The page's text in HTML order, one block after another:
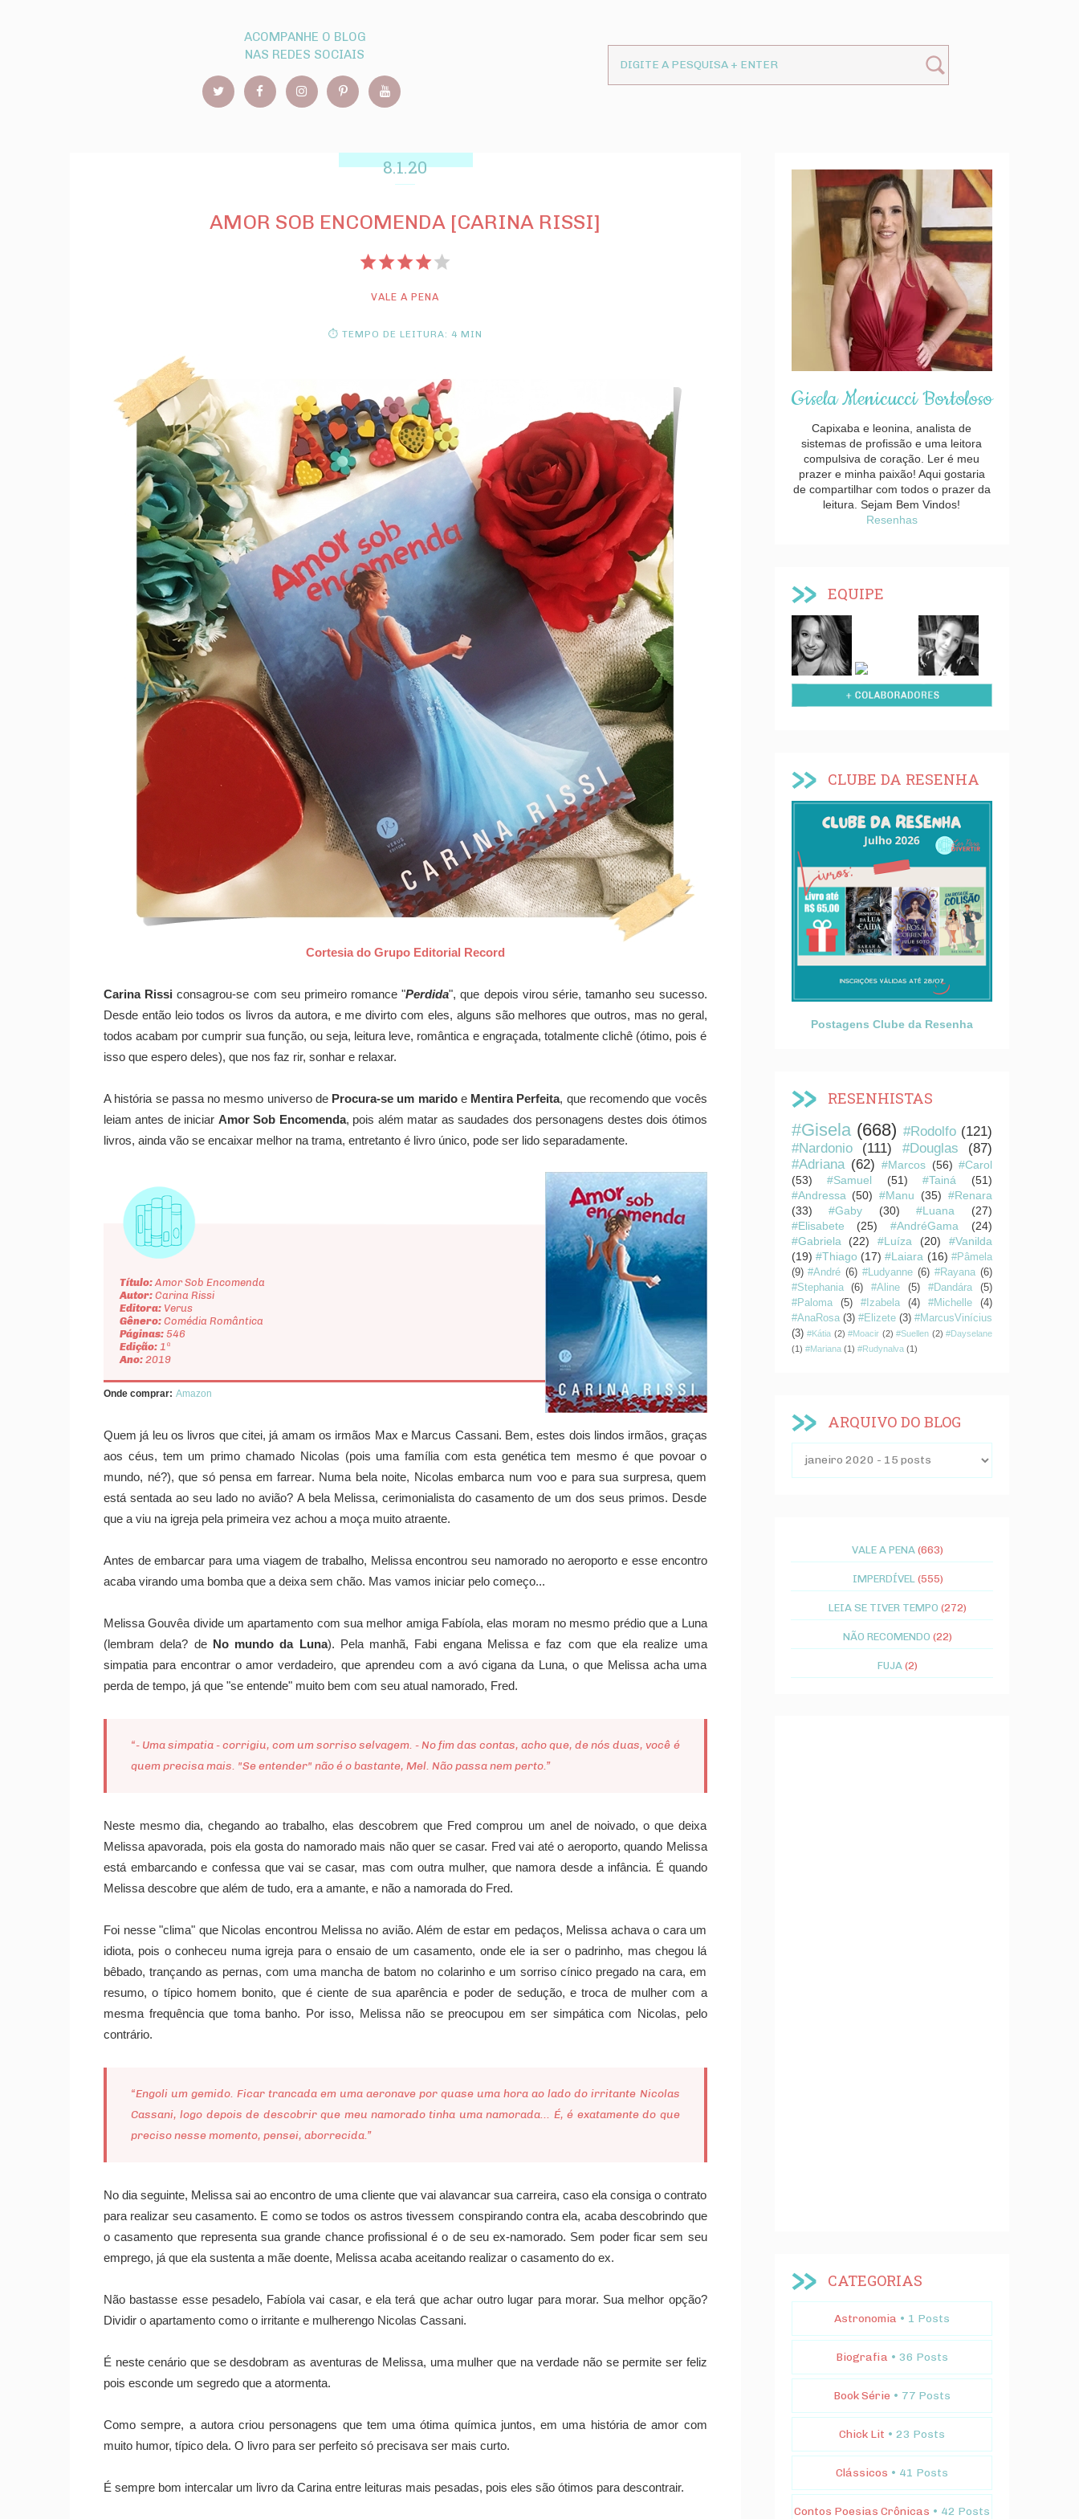
ACOMPANHE O BLOG
NAS REDES SOCIAIS
8.1.20
AMOR SOB ENCOMENDA [CARINA RISSI]
VALE A PENA
⏱ TEMPO DE LEITURA: 4 MIN
Cortesia do Grupo Editorial Record
Carina Rissi consagrou-se com seu primeiro romance "Perdida", que depois virou série, tamanho seu sucesso.
Desde então leio todos os livros da autora, e me divirto com eles, alguns são melhores que outros, mas no geral,
todos acabam por cumprir sua função, ou seja, leitura leve, romântica e engraçada, totalmente clichê (ótimo, pois é
isso que espero deles), que nos faz rir, sonhar e relaxar.
A história se passa no mesmo universo de Procura-se um maridoe Mentira Perfeita, que recomendo que vocês
leiam antes de iniciar Amor Sob Encomenda, pois além matar as saudades dos personagens destes dois ótimos
livros, ainda vão se encaixar melhor na trama, entretanto é livro único, pode ser lido separadamente.
Título:Amor Sob Encomenda
Autor:Carina Rissi
Editora:Verus
Gênero:Comédia Romântica
Páginas:546
Edição:1ª
Ano:2019
Onde comprar: Amazon
Quem já leu os livros que citei, já amam os irmãos Max e Marcus Cassani. Bem, estes dois lindos irmãos, graças
aos céus, tem um primo chamado Nicolas (pois uma família com esta genética tem mesmo é que povoar o
mundo, né?), que só pensa em farrear. Numa bela noite, Nicolas embarca num voo e para sua surpresa, quem
está sentada ao seu lado no avião? A bela Melissa, cerimonialista do casamento de um dos seus primos. Desde
que a viu na igreja pela primeira vez achou a moça muito atraente.
Antes de embarcar para uma viagem de trabalho, Melissa encontrou seu namorado no aeroporto e esse encontro
acaba virando uma bomba que a deixa sem chão. Mas vamos iniciar pelo começo...
Melissa Gouvêa divide um apartamento com sua melhor amiga Fabíola, elas moram no mesmo prédio que a Luna
(lembram dela? de No mundo da Luna). Pela manhã, Fabi engana Melissa e faz com que ela realize uma
simpatia para encontrar o amor verdadeiro, que aprendeu com a avó cigana da Luna, o que Melissa acha uma
perda de tempo, já que "se entende" muito bem com seu atual namorado, Fred.
“- Uma simpatia - corrigiu, com um sorriso selvagem. - No fim das contas, acho que, de nós duas, você é
quem precisa mais. "Se entender" não é o bastante, Mel. Não passa nem perto.”
Neste mesmo dia, chegando ao trabalho, elas descobrem que Fred comprou um anel de noivado, o que deixa
Melissa apavorada, pois ela gosta do namorado mais não quer se casar. Fred vai até o aeroporto, quando Melissa
está embarcando e confessa que vai se casar, mas com outra mulher, que namora desde a infância. É quando
Melissa descobre que além de tudo, era a amante, e não a namorada do Fred.
Foi nesse "clima" que Nicolas encontrou Melissa no avião. Além de estar em pedaços, Melissa achava o cara um
idiota, pois o conheceu numa igreja para o ensaio de um casamento, onde ele ia ser o padrinho, mas chegou lá
bêbado, trançando as pernas, com uma mancha de batom no colarinho e um sorriso cínico pregado na cara, em
resumo, o típico homem bonito, que é ciente de sua aparência e poder de sedução, e troca de mulher com a
mesma frequência que toma banho. Por isso, Melissa não se preocupou em ser simpática com Nicolas, pelo
contrário.
“Engoli um gemido. Ficar trancada em uma aeronave por quase uma hora ao lado do irritante Nicolas
Cassani, logo depois de descobrir que meu namorado tinha uma namorada... É, é exatamente do que
preciso nesse momento, pensei, aborrecida.”
No dia seguinte, Melissa sai ao encontro de uma cliente que vai alavancar sua carreira, caso ela consiga o contrato
para realizar seu casamento. E como se todos os astros tivessem conspirando contra ela, acaba descobrindo que
o casamento que representa sua grande chance profissional é o de seu ex-namorado. Sem poder ficar sem seu
emprego, já que ela sustenta a mãe doente, Melissa acaba aceitando realizar o casamento do ex.
Não bastasse esse pesadelo, Fabíola vai casar, e ela terá que achar outro lugar para morar. Sua melhor opção?
Dividir o apartamento como o irritante e mulherengo Nicolas Cassani.
É neste cenário que se desdobram as aventuras de Melissa, uma mulher que na verdade não se permite ser feliz
pois esconde um segredo que a atormenta.
Como sempre, a autora criou personagens que tem uma ótima química juntos, em uma história de amor com
muito humor, típico dela. O livro para ser perfeito só precisava ser mais curto.
É sempre bom intercalar um livro da Carina entre leituras mais pesadas, pois eles são ótimos para descontrair.
Gisela Menicucci Bortoloso
Capixaba e leonina, analista de
sistemas de profissão e uma leitora
compulsiva de coração. Ler é meu
prazer e minha paixão! Aqui gostaria
de compartilhar com todos o prazer da
leitura. Sejam Bem Vindos!
Resenhas
EQUIPE
CLUBE DA RESENHA
Postagens Clube da Resenha
RESENHISTAS
#Gisela (668) #Rodolfo (121)
#Nardonio
(111) #Douglas
(87)
#Adriana (62) #Marcos (56) #Carol
(53)
#Samuel (51) #Tainá
(51)
#Andressa (50) #Manu (35) #Renara
(33)
#Gaby (30) #Luana
(27)
#Elisabete
(25) #AndréGama
(24)
#Gabriela
(22) #Luíza (20)
#Vanilda
(19) #Thiago (17) #Laiara (16) #Pâmela
(9) #André (6) #Ludyanne (6) #Rayana (6)
#Stephania
(6) #Aline (5) #Dandára
(5)
#Paloma
(5) #Izabela (4) #Michelle
(4)
#AnaRosa (3) #Elizete (3) #MarcusVinícius
(3) #Kátia (2) #Moacir (2) #Suellen (2) #Dayselane
(1) #Mariana (1) #Rudynalva (1)
ARQUIVO DO BLOG
VALE A PENA (663)
IMPERDÍVEL (555)
LEIA SE TIVER TEMPO (272)
NÃO RECOMENDO (22)
FUJA (2)
CATEGORIAS
Astronomia • 1 Posts
Biografia • 36 Posts
Book Série • 77 Posts
Chick Lit • 23 Posts
Clássicos • 41 Posts
Contos Poesias Crônicas • 42 Posts